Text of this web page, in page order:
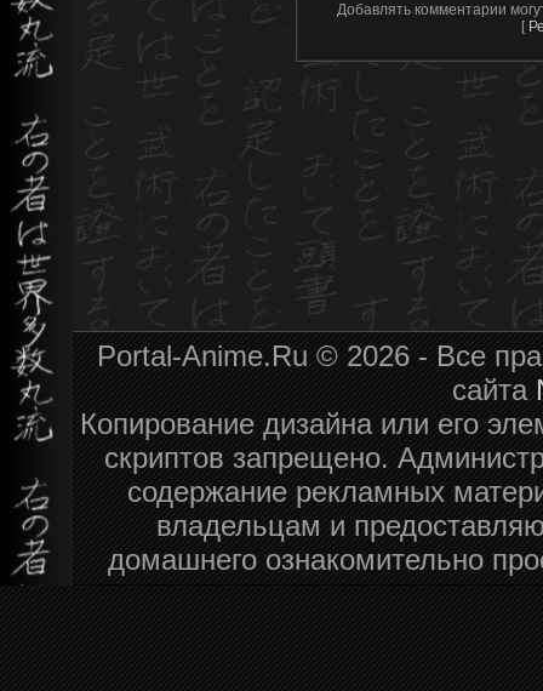
Добавлять комментарии
[
Portal-Anime.Ru © 2026 - Все
сайта
Копирование дизайна или его
скриптов запрещено.
содержание рекламных
владельцам и
домашнего ознакомительно